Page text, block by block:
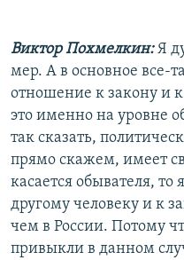
Виктор Похмелкин:Я
мер. А в основное все-
отношение к закону и
это именно на уровне
так сказать,
прямо скажем, имеет
касается обывателя,
другому человеку и к
чем в России. Потому
привыкли в данном